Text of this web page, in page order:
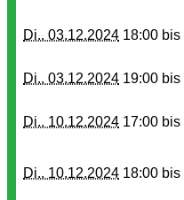
Di.. 03.12.2024 18:00 bis
Di.. 03.12.2024 19:00 bis
Di.. 10.12.2024 17:00 bis
Di.. 10.12.2024 18:00 bis